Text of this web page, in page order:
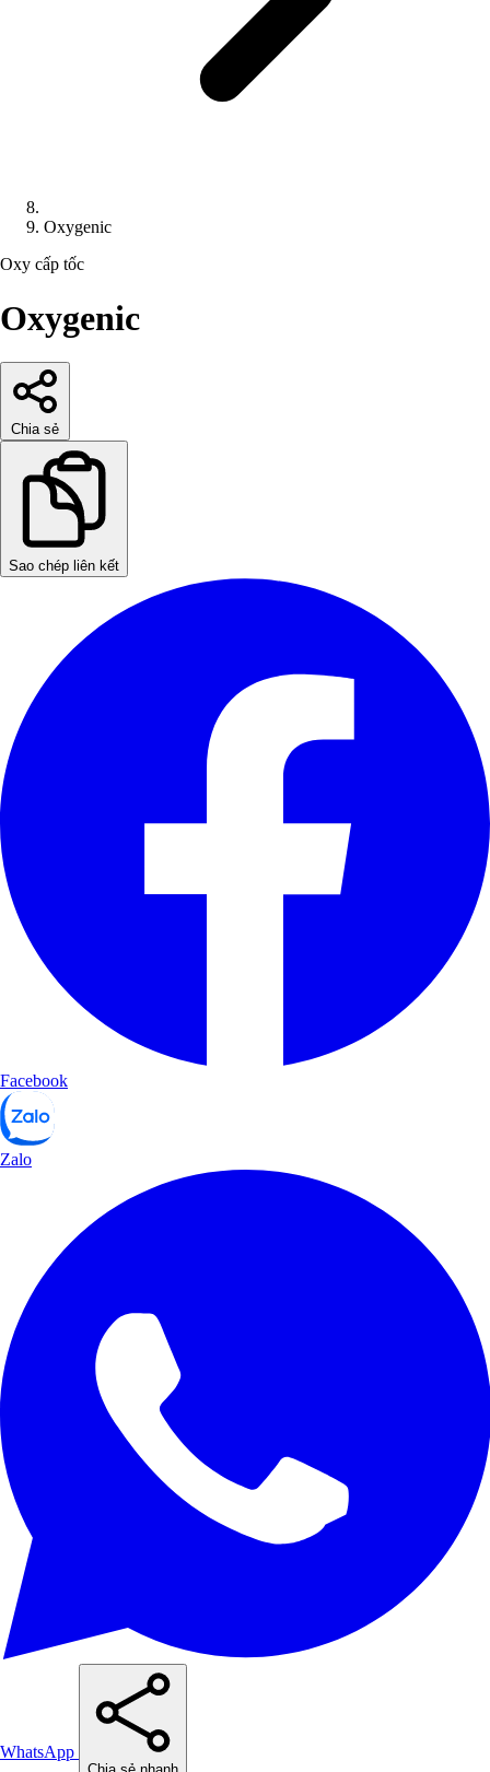
Oxygenic
Oxy cấp tốc
Oxygenic
Chia sẻ
Sao chép liên kết
Facebook
Zalo
WhatsApp